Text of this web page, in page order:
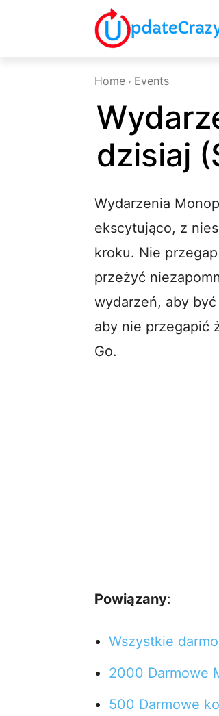
Home Events
dzisiaj
Wydarzenia
ekscytująco, z
kroku. Nie
przeżyć
wydarzeń, aby
aby nie przegapić
Go.
Powiązany:
Wszystkie
2000 Darmowe
500 Darmowe